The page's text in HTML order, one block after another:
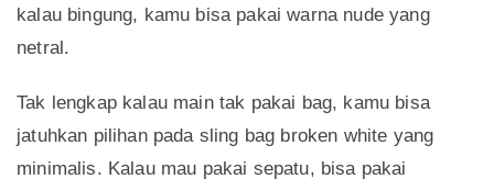
kalau bingung, kamu bisa pakai warna nude yang
netral.
Tak lengkap kalau main tak pakai bag, kamu bisa
jatuhkan pilihan pada sling bag broken white yang
minimalis. Kalau mau pakai sepatu, bisa pakai